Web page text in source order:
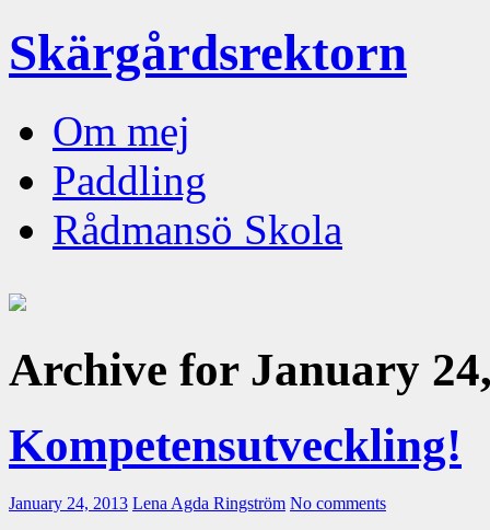
Skärgårdsrektorn
Om mej
Paddling
Rådmansö Skola
Archive for January
Kompetensutveckling!
January 24, 2013 Lena Agda Ringström No comments